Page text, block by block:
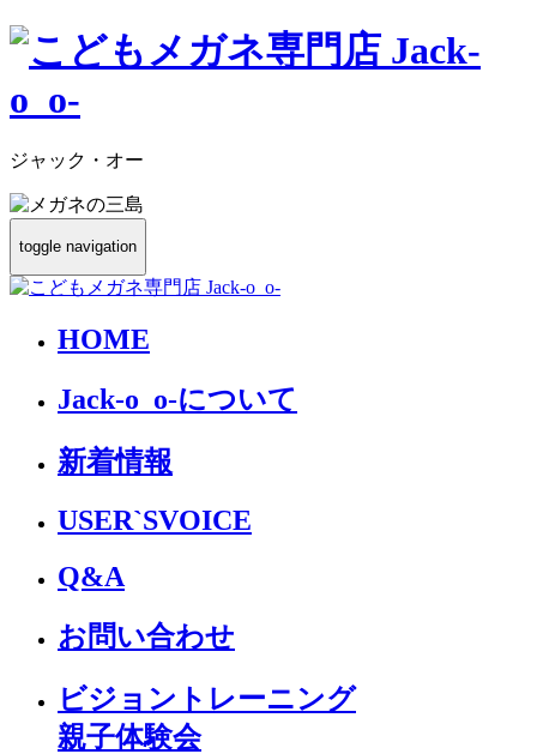
ジャック・オー
toggle navigation
HOME
Jack-o_o-について
新着情報
USER`SVOICE
Q&A
お問い合わせ
ビジョントレーニング
親子体験会